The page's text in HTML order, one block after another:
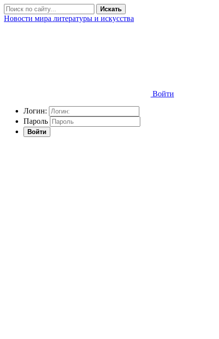
Искать
Новости мира литературы и искусства
Войти
Логин:
Пароль
Войти